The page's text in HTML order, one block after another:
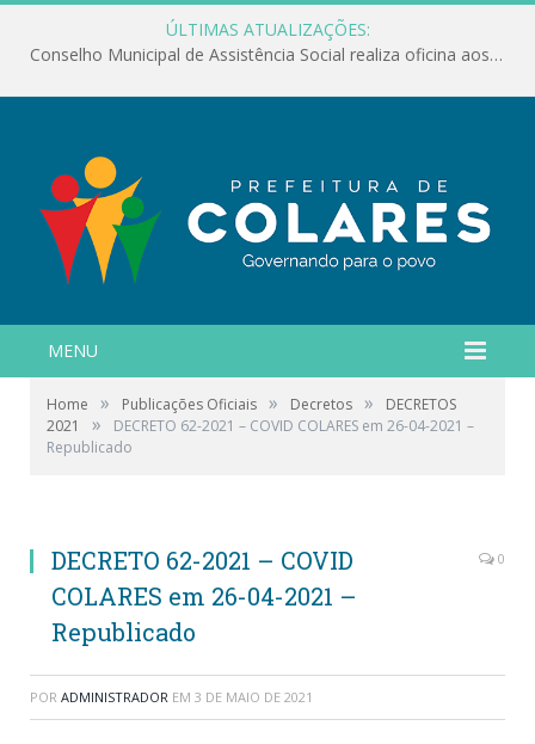
ÚLTIMAS ATUALIZAÇÕES:
Conselho Municipal de Assistência Social realiza oficina aos servidores
MENU
Home » Publicações Oficiais » Decretos »
DECRETOS
2021
»
DECRETO 62-2021 – COVID COLARES em 26-04-2021 –
Republicado
DECRETO 62-2021 – COVID
COLARES em 26-04-2021 –
Republicado
0
POR ADMINISTRADOR EM 3 DE MAIO DE 2021